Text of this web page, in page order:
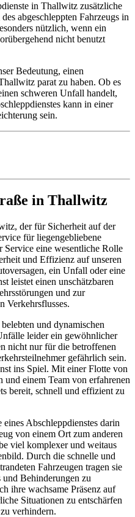
in Thallwitz zusätzliche
abgeschleppten Fahrzeugs in
nützlich, wenn ein
nicht benutzt
Bedeutung, einen
parat zu haben. Ob es
schweren Unfall handelt,
kann in einer
sein.
in Thallwitz
der für Sicherheit auf der
für liegengebliebene
Service eine wesentliche Rolle
und Effizienz auf unseren
ein Unfall oder eine
leistet einen unschätzbaren
und zur
Verkehrsflusses.
und dynamischen
leider ein gewöhnlicher
nicht nur für die betroffenen
gefährlich sein.
ins Spiel. Mit einer Flotte von
und einem Team von erfahrenen
bereit, schnell und effizient zu
Abschleppdienstes darin
von einem Ort zum anderen
viel komplexer und weitaus
Durch die schnelle und
Fahrzeugen tragen sie
und Behinderungen zu
ihre wachsame Präsenz auf
Situationen zu entschärfen
verhindern.